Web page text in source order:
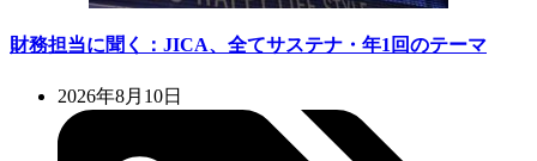
財務担当に聞く：JICA、全てサステナ・年1回のテーマ
2026年8月10日